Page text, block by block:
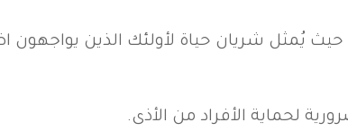
يُمثل شريان حياة لأولئك الذين يواجهون
لحماية الأفراد من الأذى.